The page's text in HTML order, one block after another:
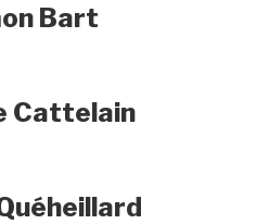
Bart
Cattelain